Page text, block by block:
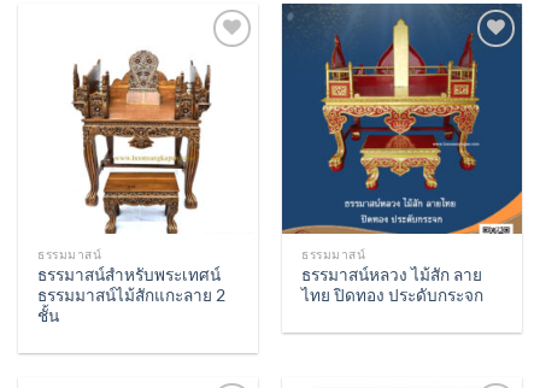
Add to
Wishlist
ธรรมมาสน์
ธรรมาสน์สำหรับพระเทศน์
ธรรมมาสน์ไม้สักแกะลาย 2
ชั้น
Add to
Wishlist
ธรรมมาสน์
ธรรมาสน์หลวง ไม้สัก ลาย
ไทย ปิดทอง ประดับกระจก